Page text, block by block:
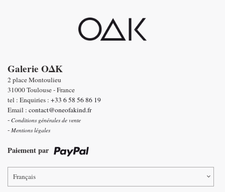
Galerie OΔK
2 place Montoulieu
31000 Toulouse - France
tel : Enquiries : +33 6 58 56 86 19
Email : contact@oneofakind.fr
- Conditions générales de vente
- Mentions légales
Paiement par
Français